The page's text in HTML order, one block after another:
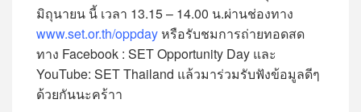
มิถุนายน นี้ เวลา 13.15 – 14.00 น.ผ่านช่องทาง
www.set.or.th/oppdayหรือรับชมการถ่ายทอดสด
ทาง Facebook : SET Opportunity Day และ
YouTube: SET Thailand แล้วมาร่วมรับฟังข้อมูลดีๆ
ด้วยกันนะคร้าา